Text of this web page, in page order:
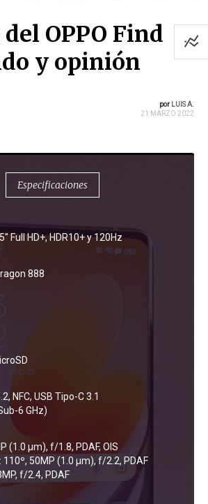
OPPO Find
y opinión
por LUIS A.
21 MARZO 2022
Especificaciones
Full HD+, HDR10+ y 120Hz
888
NFC, USB Tipo-C 3.1
6 GHz)
(1.0 µm), f/1.8, PDAF, OIS
50MP (1.0 µm), f/2.2, PDAF
f/2.4, PDAF